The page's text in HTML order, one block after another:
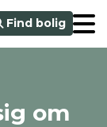
Find bolig
om